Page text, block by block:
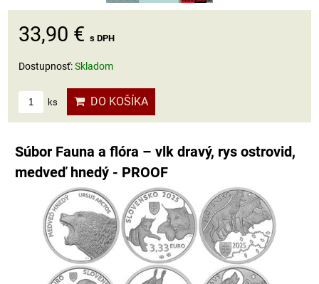
33,90 € s DPH
Dostupnosť:Skladom
ks DO KOŠÍKA
Súbor Fauna a flóra – vlk dravý, rys ostrovid,
medveď hnedý - PROOF